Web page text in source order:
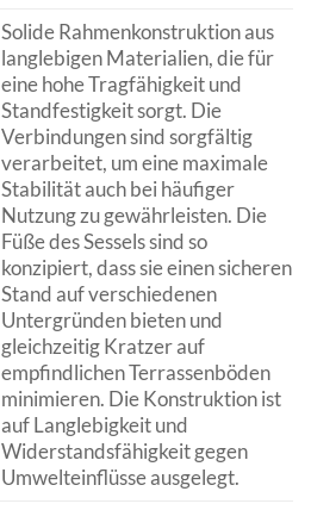
Solide Rahmenkonstruktion aus
langlebigen Materialien, die für
eine hohe Tragfähigkeit und
Standfestigkeit sorgt. Die
Verbindungen sind sorgfältig
verarbeitet, um eine maximale
Stabilität auch bei häufiger
Nutzung zu gewährleisten. Die
Füße des Sessels sind so
konzipiert, dass sie einen sicheren
Stand auf verschiedenen
Untergründen bieten und
gleichzeitig Kratzer auf
empfindlichen Terrassenböden
minimieren. Die Konstruktion ist
auf Langlebigkeit und
Widerstandsfähigkeit gegen
Umwelteinflüsse ausgelegt.